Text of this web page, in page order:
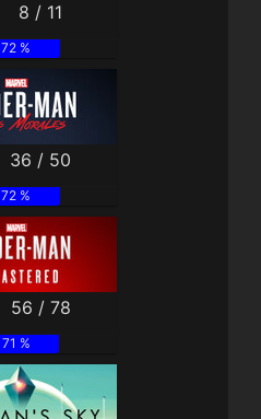
8 / 11
72 %
36 / 50
72 %
56 / 78
71 %